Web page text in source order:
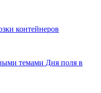
контейнеров
темами Дня поля в